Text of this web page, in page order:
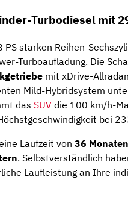
Turbodiesel mit
starken Reihen-
Turboaufladung. Die
mit xDrive-
Mild-Hybridsystem
das SUV die 100 km/h-
bei
Laufzeit von 36 Monaten
. Selbstverständlich
Laufleistung an Ihre